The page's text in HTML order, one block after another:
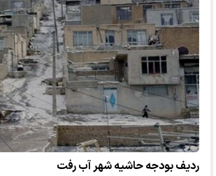
ردیف بودجه حاشیه شهر آب رفت